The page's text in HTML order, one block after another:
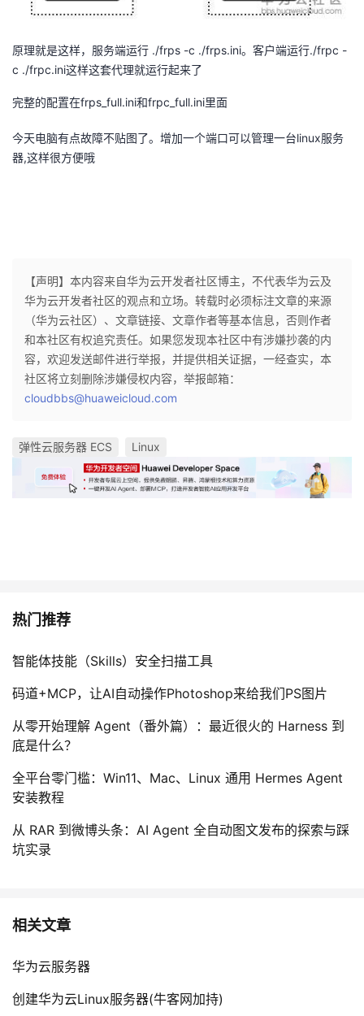
原理就是这样，服务端运行 ./frps -c ./frps.ini。客户端运行./frpc -
c ./frpc.ini这样这套代理就运行起来了
完整的配置在frps_full.ini和frpc_full.ini里面
今天电脑有点故障不贴图了。增加一个端口可以管理一台linux服务
器,这样很方便哦
【声明】本内容来自华为云开发者社区博主，不代表华为云及
华为云开发者社区的观点和立场。转载时必须标注文章的来源
（华为云社区）、文章链接、文章作者等基本信息，否则作者
和本社区有权追究责任。如果您发现本社区中有涉嫌抄袭的内
容，欢迎发送邮件进行举报，并提供相关证据，一经查实，本
社区将立刻删除涉嫌侵权内容，举报邮箱：
cloudbbs@huaweicloud.com
弹性云服务器 ECS Linux
热门推荐
智能体技能（Skills）安全扫描工具
码道+MCP，让AI自动操作Photoshop来给我们PS图片
从零开始理解 Agent（番外篇）：最近很火的 Harness 到
底是什么？
全平台零门槛：Win11、Mac、Linux 通用 Hermes Agent
安装教程
从 RAR 到微博头条：AI Agent 全自动图文发布的探索与踩
坑实录
相关文章
华为云服务器
创建华为云Linux服务器(牛客网加持)